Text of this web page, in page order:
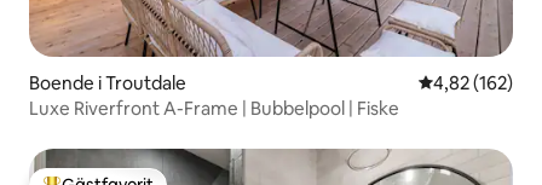
Boende i Troutdale 4,82 av 5 i
4,82 (162)
Luxe Riverfront A-Frame | Bubbelpool | Fiske